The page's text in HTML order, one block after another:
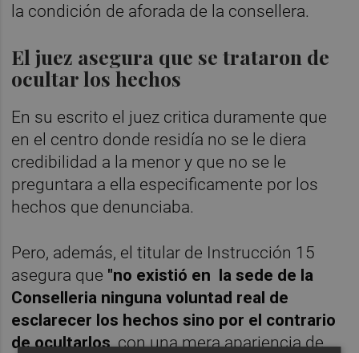
la condición de aforada de la consellera.
El juez asegura que se trataron de
ocultar los hechos
En su escrito el juez critica duramente que
en el centro donde residía no se le diera
credibilidad a la menor y que no se le
preguntara a ella especificamente por los
hechos que denunciaba.
Pero, además, el titular de Instrucción 15
asegura que "no existió en la sede de la
Conselleria ninguna voluntad real de
esclarecer los hechos sino por el contrario
de ocultarlos, con una mera apariencia de